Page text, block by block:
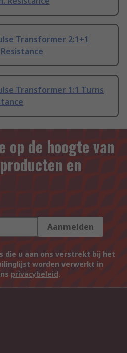
Transformer 2:1+1
Transformer 1:1 Turns
op de hoogte van
en
Aanmelden
die u aan ons verstrekt bij het
worden verwerkt in
privacybeleid.